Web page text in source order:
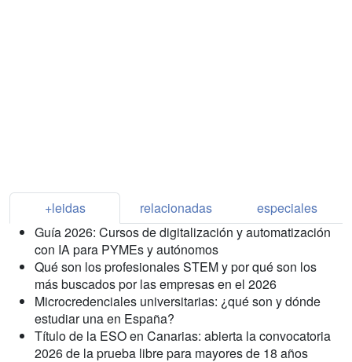
+leidas relacionadas
especiales
Guía 2026: Cursos de digitalización y automatización
con IA para PYMEs y autónomos
Qué son los profesionales STEM y por qué son los
más buscados por las empresas en el 2026
Microcredenciales universitarias: ¿qué son y dónde
estudiar una en España?
Título de la ESO en Canarias: abierta la convocatoria
2026 de la prueba libre para mayores de 18 años